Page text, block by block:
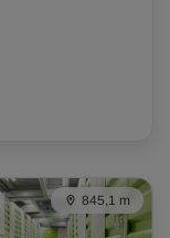
845,1 m